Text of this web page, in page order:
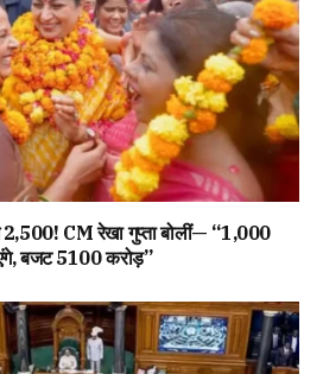
₹2,500! CM रेखा गुप्ता बोलीं— “1,000
बजट ₹5100 करोड़”